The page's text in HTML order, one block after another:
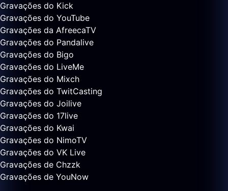
Gravações do Kick
Gravações do YouTube
Gravações da AfreecaTV
Gravações do Pandalive
Gravações do Bigo
Gravações do LiveMe
Gravações do Mixch
Gravações do TwitCasting
Gravações do Joilive
Gravações do 17live
Gravações do Kwai
Gravações do NimoTV
Gravações do VK Live
Gravações de Chzzk
Gravações de YouNow